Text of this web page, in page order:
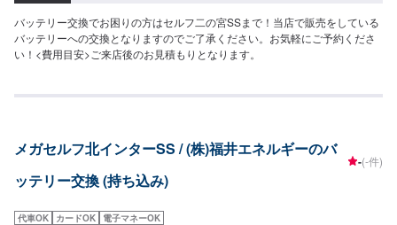
バッテリー交換でお困りの方はセルフ二の宮SSまで！当店で販売をしている
バッテリーへの交換となりますのでご了承ください。お気軽にご予約くださ
い！<費用目安>ご来店後のお見積もりとなります。
メガセルフ北インターSS / (株)福井エネルギーのバ
ッテリー交換 (持ち込み)
-(-件)
代車OK カードOK 電子マネーOK